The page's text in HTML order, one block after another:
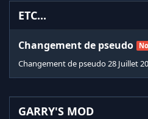
ETC...
Changement de pseudo
Changement de pseudo28 Juillet
GARRY'S MOD